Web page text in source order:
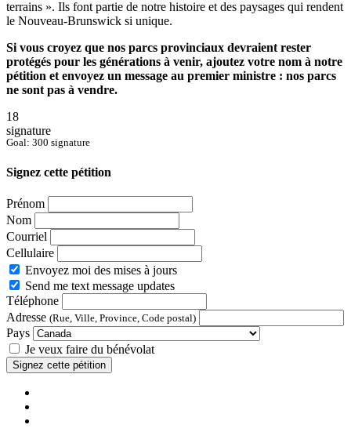
terrains ». Ils font partie de notre histoire et des paysages qui rendent
le Nouveau-Brunswick si unique.
Si vous croyez que nos parcs provinciaux devraient rester
protégés pour les générations à venir, ajoutez votre nom à notre
pétition et envoyez un message au premier ministre : nos parcs
ne sont pas à vendre.
18
signature
Goal: 300 signature
Signez cette pétition
Prénom
Nom
Courriel
Cellulaire
Envoyez moi des mises à jours
Send me text message updates
Téléphone
Adresse (Rue, Ville, Province, Code postal)
Pays
Je veux faire du bénévolat